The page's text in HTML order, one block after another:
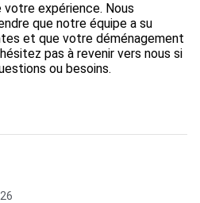
expérience. Nous
que notre équipe a su
et que votre déménagement
pas à revenir vers nous si
ou besoins.